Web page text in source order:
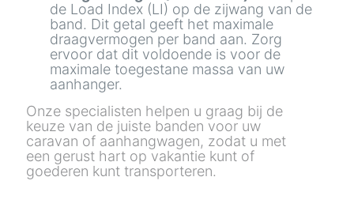
de Load Index (LI) op de zijwang van de
band. Dit getal geeft het maximale
draagvermogen per band aan. Zorg
ervoor dat dit voldoende is voor de
maximale toegestane massa van uw
aanhanger.
Onze specialisten helpen u graag bij de
keuze van de juiste banden voor uw
caravan of aanhangwagen, zodat u met
een gerust hart op vakantie kunt of
goederen kunt transporteren.